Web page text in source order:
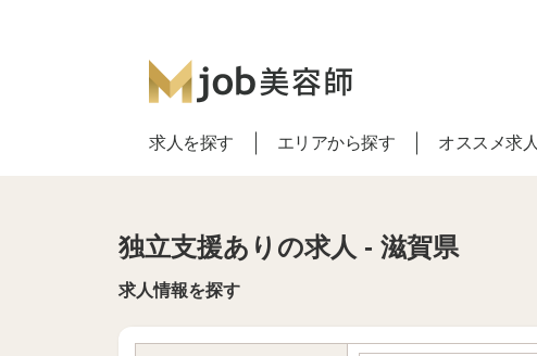
求人を探す エリアから探す オススメ求人
独立支援ありの求人 - 滋賀県
求人情報を探す